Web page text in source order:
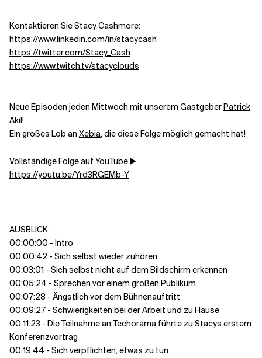
Kontaktieren Sie Stacy Cashmore:
https://www.linkedin.com/in/stacycash
https://twitter.com/Stacy_Cash
https://www.twitch.tv/stacyclouds
Neue Episoden jeden Mittwoch mit unserem GastgeberPatrick
Akil!
Ein großes Lob an Xebia, die diese Folge möglich gemacht hat!
Vollständige Folge auf YouTube ▶️
https://youtu.be/Yrd3RGEMb-Y
AUSBLICK:
00:00:00 - Intro
00:00:42 - Sich selbst wieder zuhören
00:03:01 - Sich selbst nicht auf dem Bildschirm erkennen
00:05:24 - Sprechen vor einem großen Publikum
00:07:28 - Ängstlich vor dem Bühnenauftritt
00:09:27 - Schwierigkeiten bei der Arbeit und zu Hause
00:11:23 - Die Teilnahme an Techorama führte zu Stacys erstem
Konferenzvortrag
00:19:44 - Sich verpflichten, etwas zu tun